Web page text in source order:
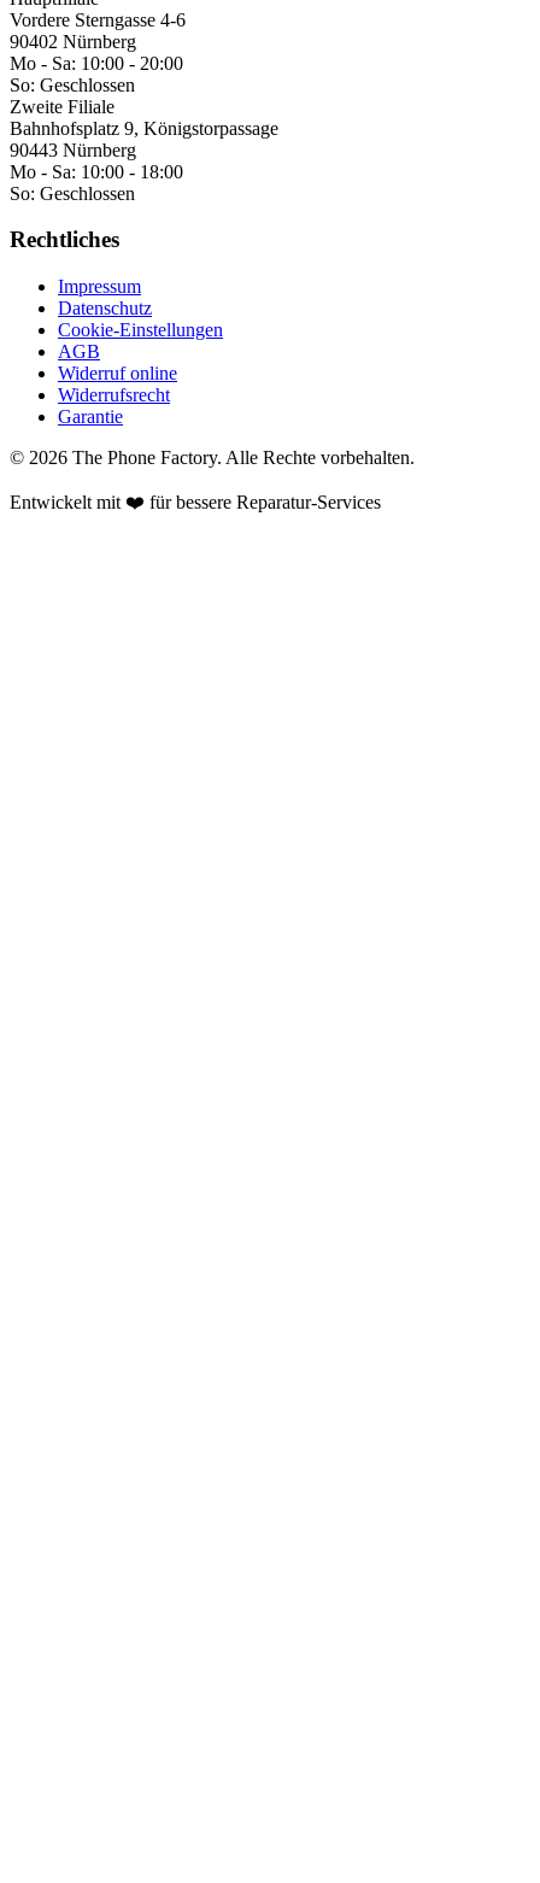
Vordere Sterngasse 4-6
90402 Nürnberg
Mo - Sa: 10:00 - 20:00
So: Geschlossen
Zweite Filiale
Bahnhofsplatz 9, Königstorpassage
90443 Nürnberg
Mo - Sa: 10:00 - 18:00
So: Geschlossen
Rechtliches
Impressum
Datenschutz
Cookie-Einstellungen
AGB
Widerruf online
Widerrufsrecht
Garantie
© 2026 The Phone Factory. Alle Rechte vorbehalten.
Entwickelt mit ❤️ für bessere Reparatur-Services